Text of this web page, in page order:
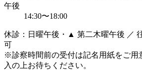
午後
14:30〜18:00
休診：日曜午後・▲ 第二木曜午後 ／
可
※診察時間前の受付は記名用紙をご用
入の上お待ちください。